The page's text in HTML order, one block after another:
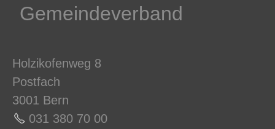
Gemeindeverband
Holzikofenweg 8
Postfach
3001 Bern
031 380 70 00